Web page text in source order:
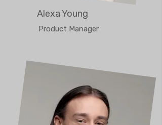
Alexa Young
Product Manager